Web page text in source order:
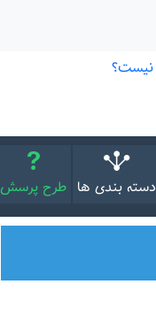
دسته بندی ها طرح پرسش